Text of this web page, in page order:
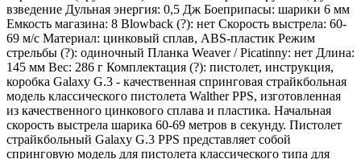
взведение Дульная энергия: 0,5 Дж Боеприпасы: шарики 6 мм
Емкость магазина: 8 Blowback (?): нет Скорость выстрела: 60-
69 м/с Материал: цинковый сплав, ABS-пластик Режим
стрельбы (?): одиночный Планка Weaver / Picatinny: нет Длина:
145 мм Вес: 286 г Комплектация (?): пистолет, инструкция,
коробка Galaxy G.3 - качественная спринговая страйкбольная
модель классического пистолета Walther PPS, изготовленная
из качественного цинкового сплава и пластика. Начальная
скорость выстрела шарика 60-69 метров в секунду. Пистолет
страйкбольный Galaxy G.3 PPS представляет собой
спринговую модель для пистолета классического типа для